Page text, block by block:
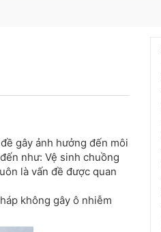
gây ảnh hưởng đến môi
như: Vệ sinh chuồng
là vấn đề được quan
không gây ô nhiễm